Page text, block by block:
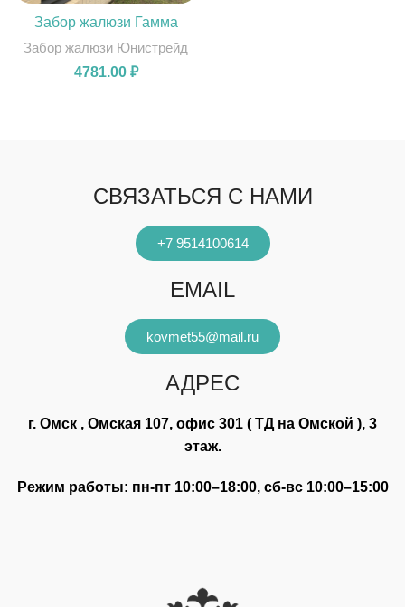
Забор жалюзи Гамма
Забор жалюзи Юнистрейд
4781.00 ₽
СВЯЗАТЬСЯ С НАМИ
+7 9514100614
EMAIL
kovmet55@mail.ru
АДРЕС
г. Омск , Омская 107, офис 301 ( ТД на Омской ), 3
этаж.
Режим работы: пн-пт 10:00–18:00, сб-вс 10:00–15:00